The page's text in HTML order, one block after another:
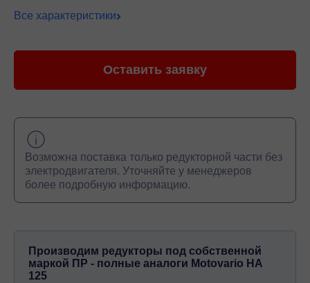
Все характеристики
Оставить заявку
Возможна поставка только редукторной части без
электродвигателя. Уточняйте у менеджеров
более подробную информацию.
Производим редукторы под собственной
маркой ПР - полные аналоги Motovario HA
125